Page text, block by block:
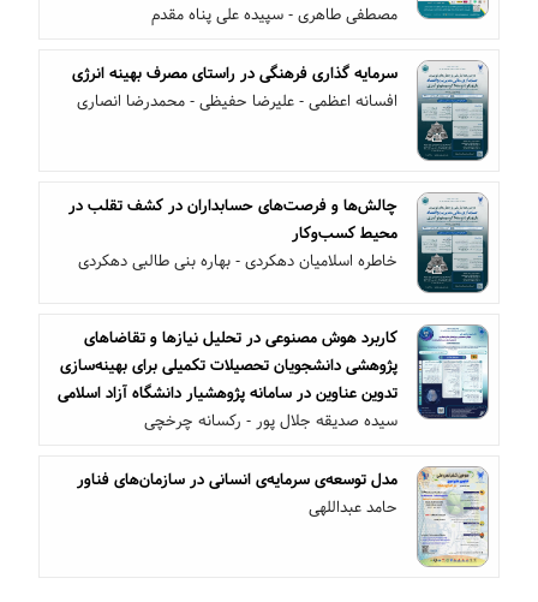
مصطفی طاهری - سپیده علی پناه مقدم
سرمایه گذاری فرهنگی در راستای مصرف بهینه انرژی
افسانه اعظمی - علیرضا حفیظی - محمدرضا انصاری
چالش‌ها و فرصت‌های حسابداران در کشف تقلب در
محیط کسب‌وکار
خاطره اسلامیان دهکردی - بهاره بنی طالبی دهکردی
کاربرد هوش مصنوعی در تحلیل نیازها و تقاضاهای
پژوهشی دانشجویان تحصیلات تکمیلی برای بهینه‌سازی
تدوین عناوین در سامانه پژوهشیار دانشگاه آزاد اسلامی
سیده صدیقه جلال پور - رکسانه چرخچی
مدل توسعه‌ی سرمایه‌ی انسانی در سازمان‌های فناور
حامد عبداللهی